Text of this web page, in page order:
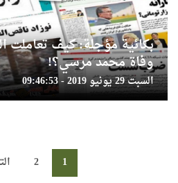
بكائية مؤجلة: كيف تعاملت
وفاة محمد مرسي؟!
السبت 29 يونيو 2019 - 09:46:53
1
2